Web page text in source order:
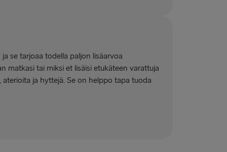
se tarjoaa todella paljon lisäarvoa
matkasi tai miksi et lisäisi etukäteen varattuja
ja hyttejä. Se on helppo tapa tuoda